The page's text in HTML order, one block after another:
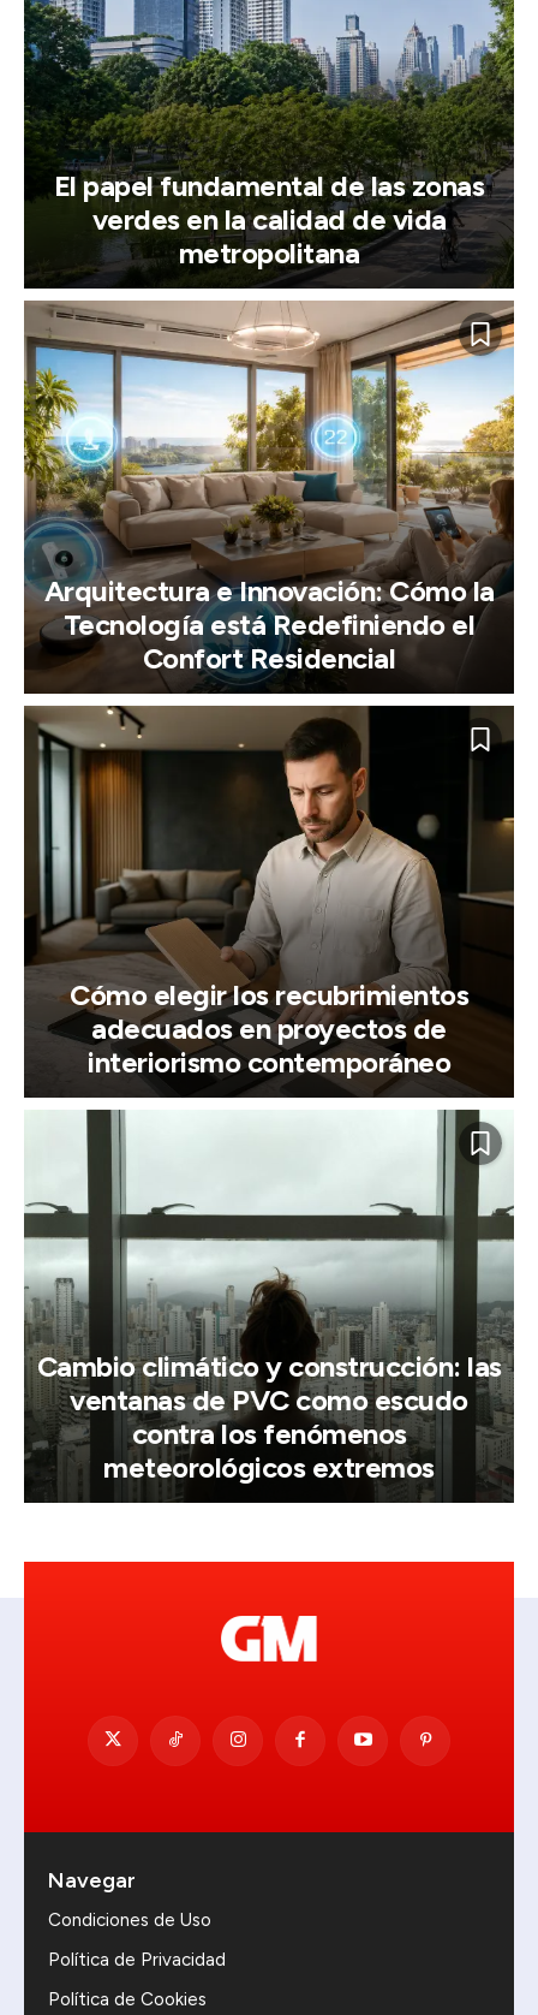
El papel fundamental de las zonas
verdes en la calidad de vida
metropolitana
Arquitectura e Innovación: Cómo la
Tecnología está Redefiniendo el
Confort Residencial
Cómo elegir los recubrimientos
adecuados en proyectos de
interiorismo contemporáneo
Cambio climático y construcción: las
ventanas de PVC como escudo
contra los fenómenos
meteorológicos extremos
Navegar
Condiciones de Uso
Política de Privacidad
Política de Cookies